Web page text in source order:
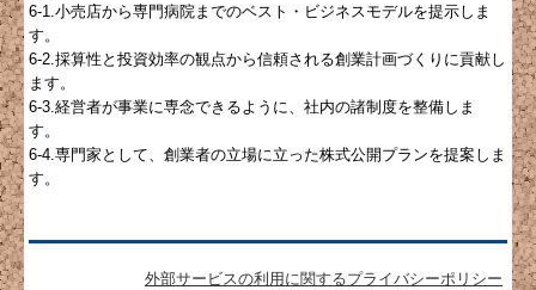
6-1.小売店から専門病院までのベスト・ビジネスモデルを提示しま
す。
6-2.採算性と投資効率の観点から信頼される創業計画づくりに貢献し
ます。
6-3.経営者が事業に専念できるように、社内の諸制度を整備しま
す。
6-4.専門家として、創業者の立場に立った株式公開プランを提案しま
す。
外部サービスの利用に関するプライバシーポリシー